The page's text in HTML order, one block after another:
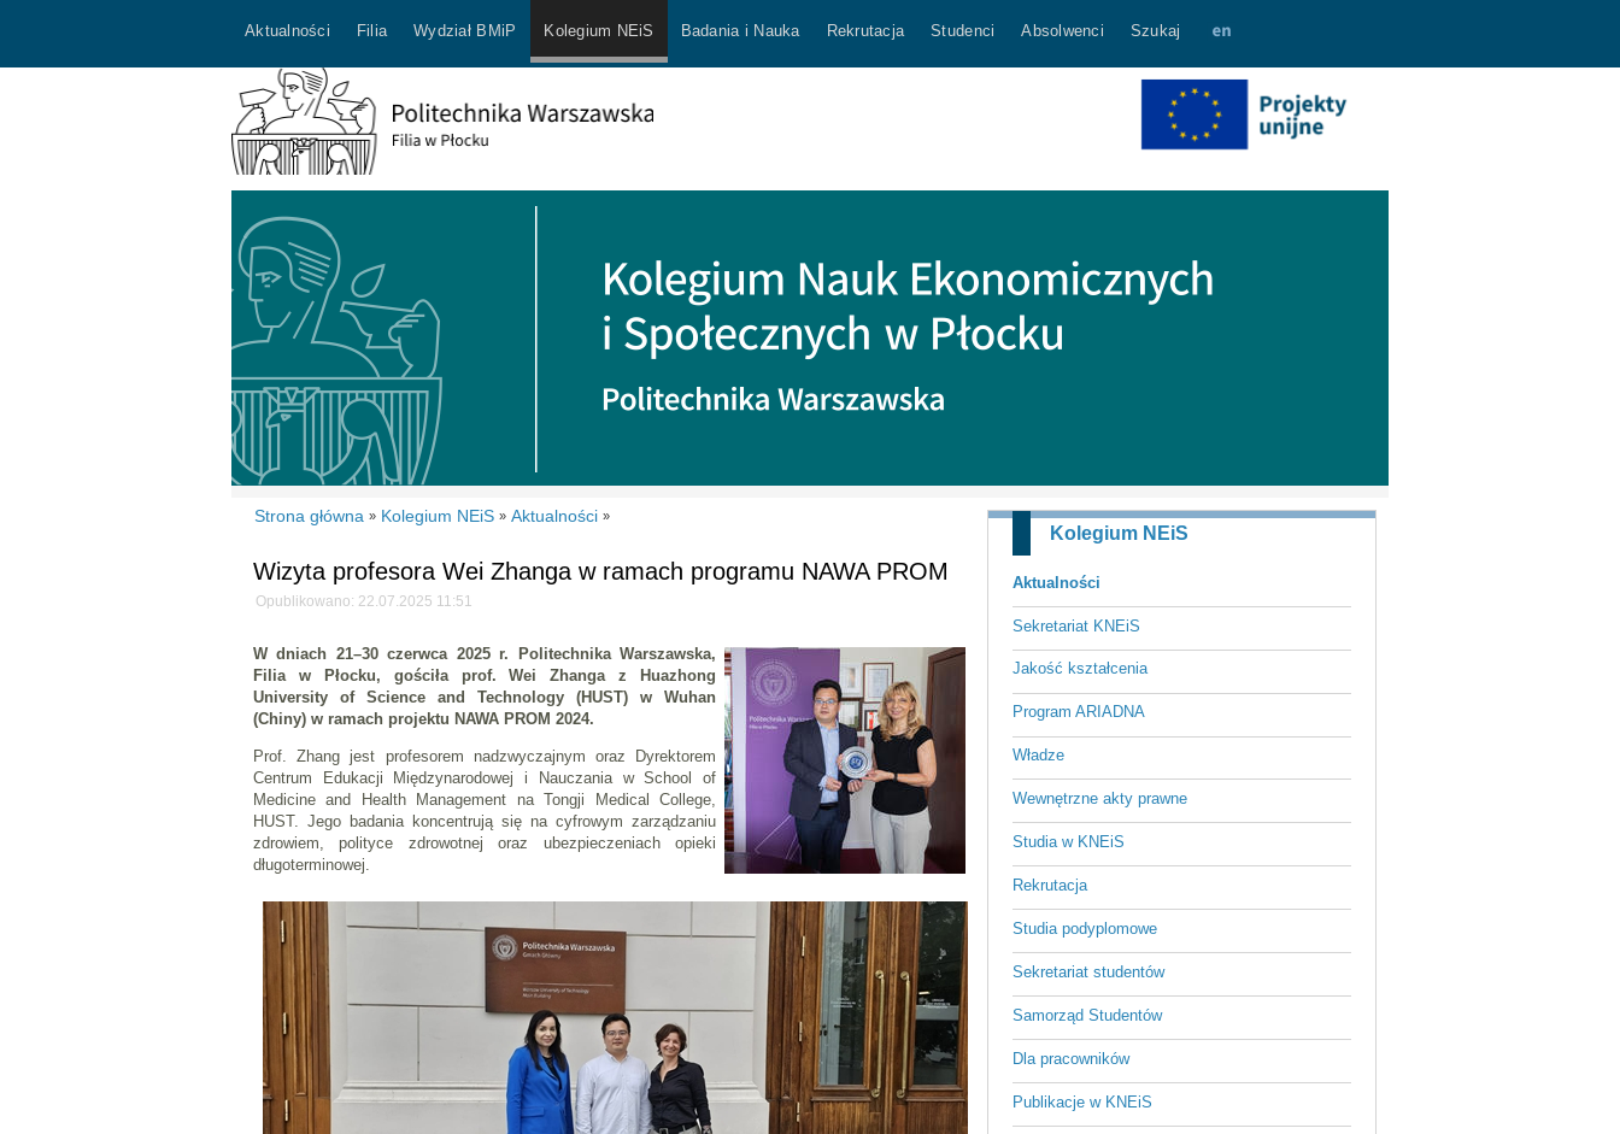
Aktualności Filia Wydział BMiP Kolegium NEiS Badania i Nauka Rekrutacja Studenci Absolwenci Szukaj
Kolegium NEiS
Aktualności
Sekretariat KNEiS
Jakość kształcenia
Program ARIADNA
Władze
Wewnętrzne akty prawne
Studia w KNEiS
Rekrutacja
Studia podyplomowe
Sekretariat studentów
Samorząd Studentów
Dla pracowników
Publikacje w KNEiS
Strona główna » Kolegium NEiS » Aktualności »
Wizyta profesora Wei Zhanga w ramach programu NAWA PROM
Opublikowano: 22.07.2025 11:51
W dniach 21–30 czerwca 2025 r. Politechnika Warszawska,
Filia w Płocku, gościła prof. Wei Zhanga z Huazhong
University of Science and Technology (HUST) w Wuhan
(Chiny) w ramach projektu NAWA PROM 2024.
Prof. Zhang jest profesorem nadzwyczajnym oraz Dyrektorem
Centrum Edukacji Międzynarodowej i Nauczania w School of
Medicine and Health Management na Tongji Medical College,
HUST. Jego badania koncentrują się na cyfrowym zarządzaniu
zdrowiem, polityce zdrowotnej oraz ubezpieczeniach opieki
długoterminowej.